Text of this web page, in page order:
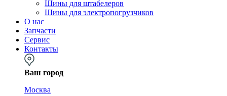
Шины для штабелеров
Шины для электропогрузчиков
О нас
Запчасти
Сервис
Контакты
Ваш город
Москва